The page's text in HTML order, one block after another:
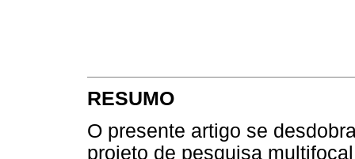
RESUMO
O presente artigo se
projeto de pesquisa